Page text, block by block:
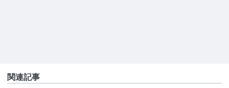
関連記事